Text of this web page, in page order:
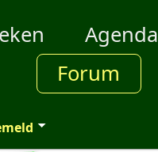
Agenda
Forum